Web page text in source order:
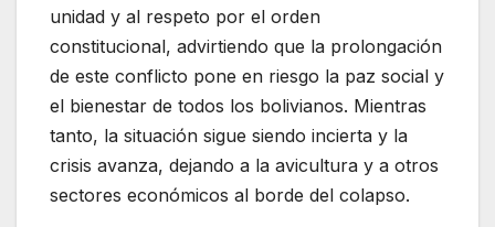
unidad y al respeto por el orden
constitucional, advirtiendo que la prolongación
de este conflicto pone en riesgo la paz social y
el bienestar de todos los bolivianos. Mientras
tanto, la situación sigue siendo incierta y la
crisis avanza, dejando a la avicultura y a otros
sectores económicos al borde del colapso.